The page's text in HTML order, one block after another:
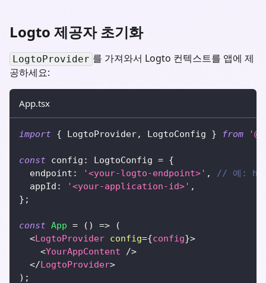
Logto 제공자 초기화
LogtoProvider 를 가져와서 Logto 컨텍스트를 앱에 제
공하세요:
App.tsx
import { LogtoProvider, LogtoConfig } from
const config : LogtoConfig = {
  endpoint
: '<your-logto-endpoint>' ,
// 예:
  appId
: '<your-application-id>' ,
} ;
const App = ( ) =>
(
<LogtoProvider config={config}>
<YourAppContent
/>
</LogtoProvider>
) ;